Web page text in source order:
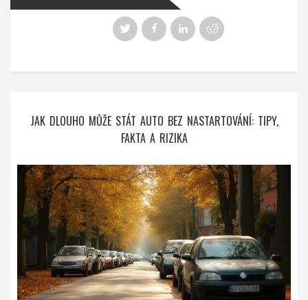
JAK DLOUHO MŮŽE STÁT AUTO BEZ NASTARTOVÁNÍ: TIPY,
FAKTA A RIZIKA